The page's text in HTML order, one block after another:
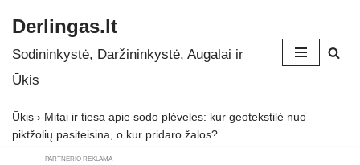
Skip
to
Derlingas.lt
Sodininkystė, Daržininkystė, Augalai ir
Ūkis
Ūkis › Mitai ir tiesa apie sodo plėveles: kur geotekstilė nuo
piktžolių pasiteisina, o kur pridaro žalos?
PARTNERIO REKLAMA